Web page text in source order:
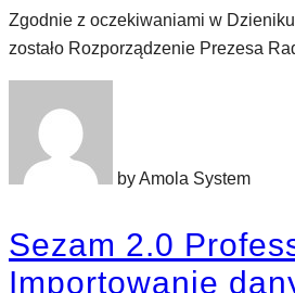
Zgodnie z oczekiwaniami w
zostało Rozporządzenie Prezesa
by Amola System
Sezam 2.0
Importowanie